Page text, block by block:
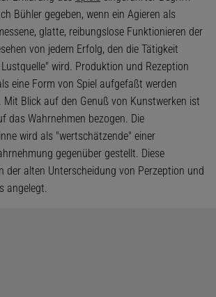
Bühler gegeben, wenn ein Agieren als
glatte, reibungslose Funktionieren der
von jedem Erfolg, den die Tätigkeit
wird. Produktion und Rezeption
eine Form von Spiel aufgefaßt werden
Mit Blick auf den Genuß von Kunstwerken ist
das Wahrnehmen bezogen. Die
wird als "wertschätzende" einer
gegenüber gestellt. Diese
der alten Unterscheidung von Perzeption und
angelegt.